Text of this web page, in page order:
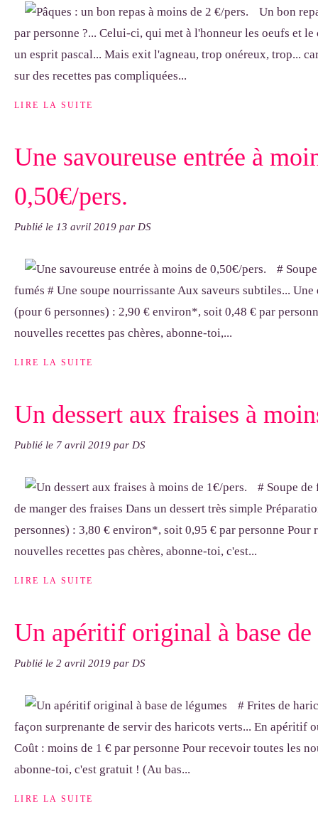
Un bon
par personne ?... Celui-ci, qui met à l'honneur les oeufs et le
un esprit pascal... Mais exit l'agneau, trop onéreux, trop...
sur des recettes pas compliquées...
LIRE LA SUITE
Une savoureuse entrée à
0,50€/pers.
Publié le 13 avril 2019 par DS
#
fumés # Une soupe nourrissante Aux saveurs subtiles...
(pour 6 personnes) : 2,90 € environ*, soit 0,48 € par
nouvelles recettes pas chères, abonne-toi,...
LIRE LA SUITE
Un dessert aux fraises à
Publié le 7 avril 2019 par DS
# Soupe de
de manger des fraises Dans un dessert très simple
personnes) : 3,80 € environ*, soit 0,95 € par personne Pour
nouvelles recettes pas chères, abonne-toi, c'est...
LIRE LA SUITE
Un apéritif original à base de
Publié le 2 avril 2019 par DS
# Frites de
façon surprenante de servir des haricots verts... En apéritif
Coût : moins de 1 € par personne Pour recevoir toutes les
abonne-toi, c'est gratuit ! (Au bas...
LIRE LA SUITE